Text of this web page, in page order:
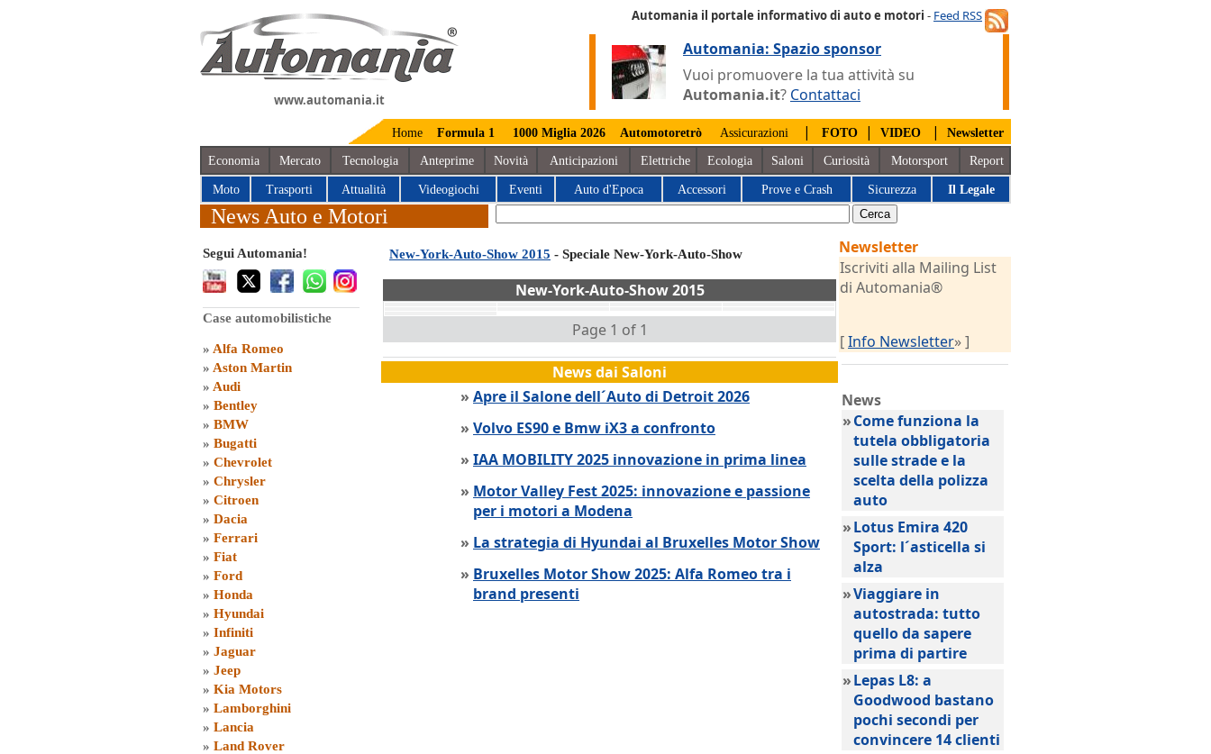
www.automania.it
Automania il portale informativo di auto e motori - Feed RSS
Automania: Spazio sponsor
Vuoi promuovere la tua attività su
Automania.it? Contattaci
Home Formula 1 1000 Miglia 2026 Automotoretrò Assicurazioni | FOTO | VIDEO | Newsletter
Economia Mercato Tecnologia Anteprime Novità Anticipazioni Elettriche Ecologia Saloni Curiosità Motorsport Report
Moto Trasporti Attualità Videogiochi Eventi Auto d'Epoca Accessori Prove e Crash Sicurezza Il Legale
News Auto e Motori
Segui Automania!
Case automobilistiche
» Alfa Romeo
» Aston Martin
» Audi
» Bentley
» BMW
» Bugatti
» Chevrolet
» Chrysler
» Citroen
» Dacia
» Ferrari
» Fiat
» Ford
» Honda
» Hyundai
» Infiniti
» Jaguar
» Jeep
» Kia Motors
» Lamborghini
» Lancia
» Land Rover
New-York-Auto-Show 2015 - Speciale New-York-Auto-Show
New-York-Auto-Show 2015
Page 1 of 1
News dai Saloni
» Apre il Salone dell´Auto di Detroit 2026
» Volvo ES90 e Bmw iX3 a confronto
» IAA MOBILITY 2025 innovazione in prima linea
» Motor Valley Fest 2025: innovazione e passione
per i motori a Modena
» La strategia di Hyundai al Bruxelles Motor Show
» Bruxelles Motor Show 2025: Alfa Romeo tra i
brand presenti
Newsletter
Iscriviti alla Mailing List
di Automania®
[Info Newsletter» ]
News
»Come funziona la
tutela obbligatoria
sulle strade e la
scelta della polizza
auto
»Lotus Emira 420
Sport: l´asticella si
alza
»Viaggiare in
autostrada: tutto
quello da sapere
prima di partire
»Lepas L8: a
Goodwood bastano
pochi secondi per
convincere 14 clienti